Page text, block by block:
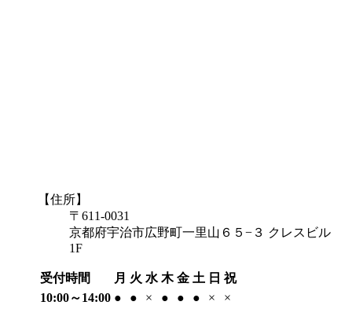
【住所】
〒611-0031
京都府宇治市広野町一里山６５−３ クレスビル
1F
受付時間 月 火 水 木 金 土 日 祝
10:00～14:00 ● ● × ● ● ● ×
×